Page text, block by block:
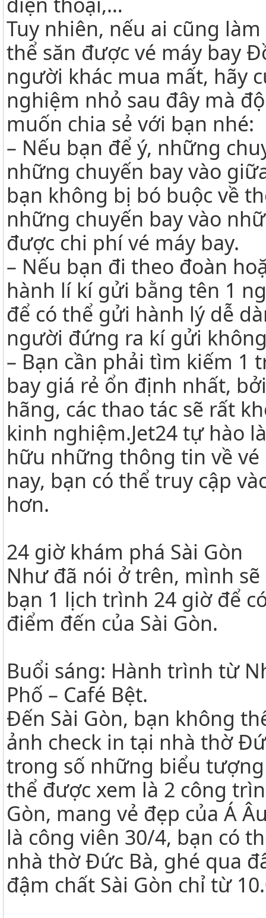
Tuy nhiên, nếu ai cũng
thể săn được vé máy bay
người khác mua mất, hãy
nghiệm nhỏ sau đây mà
muốn chia sẻ với bạn nhé:
– Nếu bạn để ý, những
những chuyến bay vào
bạn không bị bó buộc về
những chuyến bay vào
được chi phí vé máy bay.
– Nếu bạn đi theo đoàn
hành lí kí gửi bằng tên 1
để có thể gửi hành lý dễ
người đứng ra kí gửi
– Bạn cần phải tìm kiếm 1
bay giá rẻ ổn định nhất,
hãng, các thao tác sẽ rất
kinh nghiệm.Jet24 tự hào
hữu những thông tin về
nay, bạn có thể truy cập
hơn.
24 giờ khám phá Sài Gòn
Như đã nói ở trên, mình
bạn 1 lịch trình 24 giờ để
điểm đến của Sài Gòn.
Buổi sáng: Hành trình từ
Phố – Café Bệt.
Đến Sài Gòn, bạn không
ảnh check in tại nhà thờ
trong số những biểu
thể được xem là 2 công
Gòn, mang vẻ đẹp của Á
là công viên 30/4, bạn có
nhà thờ Đức Bà, ghé qua
đậm chất Sài Gòn chỉ từ